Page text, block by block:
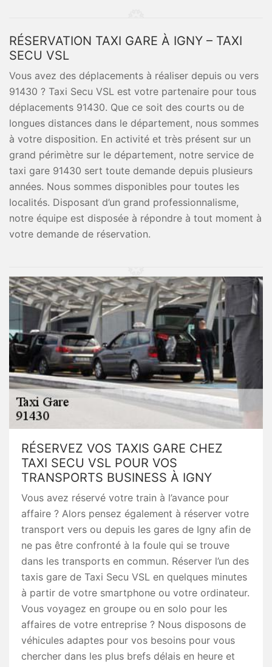
RÉSERVATION TAXI GARE À IGNY – TAXI
SECU VSL
Vous avez des déplacements à réaliser depuis ou vers
91430 ? Taxi Secu VSL est votre partenaire pour tous
déplacements 91430. Que ce soit des courts ou de
longues distances dans le département, nous sommes
à votre disposition. En activité et très présent sur un
grand périmètre sur le département, notre service de
taxi gare 91430 sert toute demande depuis plusieurs
années. Nous sommes disponibles pour toutes les
localités. Disposant d’un grand professionnalisme,
notre équipe est disposée à répondre à tout moment à
votre demande de réservation.
RÉSERVEZ VOS TAXIS GARE CHEZ
TAXI SECU VSL POUR VOS
TRANSPORTS BUSINESS À IGNY
Vous avez réservé votre train à l’avance pour
affaire ? Alors pensez également à réserver votre
transport vers ou depuis les gares de Igny afin de
ne pas être confronté à la foule qui se trouve
dans les transports en commun. Réserver l’un des
taxis gare de Taxi Secu VSL en quelques minutes
à partir de votre smartphone ou votre ordinateur.
Vous voyagez en groupe ou en solo pour les
affaires de votre entreprise ? Nous disposons de
véhicules adaptes pour vos besoins pour vous
chercher dans les plus brefs délais en heure et